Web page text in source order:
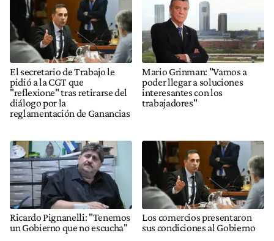
El secretario de Trabajo le
pidió a la CGT que
"reflexione" tras retirarse del
diálogo por la
reglamentación de Ganancias
Mario Grinman: "Vamos a
poder llegar a soluciones
interesantes con los
trabajadores"
Ricardo Pignanelli: "Tenemos
un Gobierno que no escucha"
Los comercios presentaron
sus condiciones al Gobierno